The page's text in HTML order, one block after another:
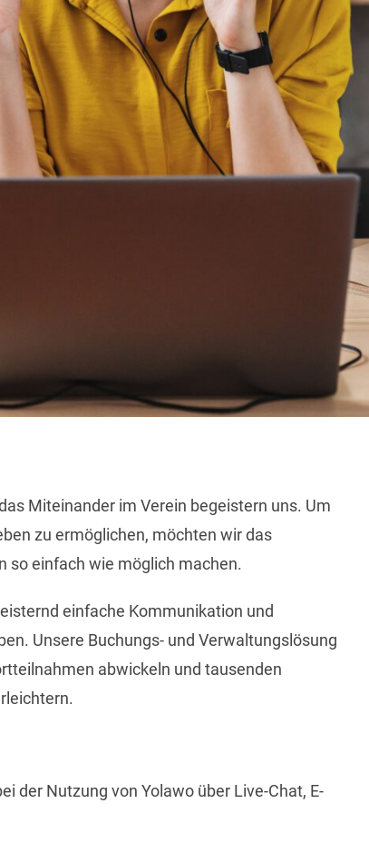
Miteinander im Verein begeistern uns. Um
zu ermöglichen, möchten wir das
so einfach wie möglich machen.
einfache Kommunikation und
Unsere Buchungs- und Verwaltungslösung
abwickeln und tausenden
der Nutzung von Yolawo über Live-Chat, E-